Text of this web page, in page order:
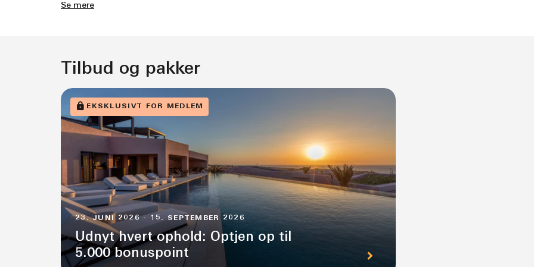
Se mere
Tilbud og pakker
EKSKLUSIVT FOR MEDLEM
23. JUNI 2026 - 15. SEPTEMBER 2026
Udnyt hvert ophold: Optjen op til
5.000 bonuspoint